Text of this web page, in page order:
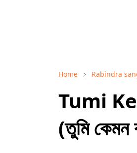
Home Rabindra
Tumi
(তুমি কেমন